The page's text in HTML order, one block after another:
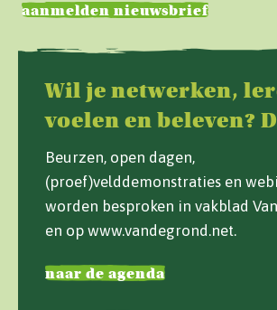
aanmelden nieuwsbrief
Wil je netwerken,
voelen en beleven?
Beurzen, open dagen,
(proef)velddemonstraties en
worden besproken in vakblad
en op www.vandegrond.net.
naar de agenda